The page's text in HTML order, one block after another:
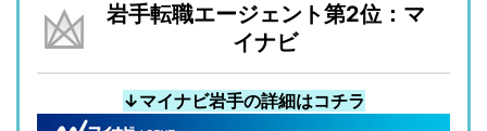
岩手転職エージェント第2位：マ
イナビ
↓マイナビ岩手の詳細はコチラ